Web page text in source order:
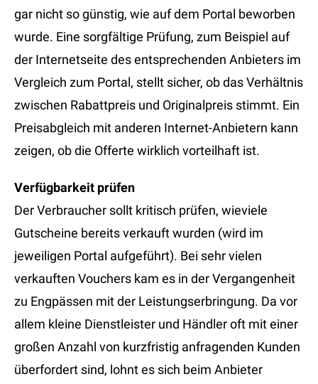
gar nicht so günstig, wie auf dem Portal beworben
wurde. Eine sorgfältige Prüfung, zum Beispiel auf
der Internetseite des entsprechenden Anbieters im
Vergleich zum Portal, stellt sicher, ob das Verhältnis
zwischen Rabattpreis und Originalpreis stimmt. Ein
Preisabgleich mit anderen Internet-Anbietern kann
zeigen, ob die Offerte wirklich vorteilhaft ist.
Verfügbarkeit prüfen
Der Verbraucher sollt kritisch prüfen, wieviele
Gutscheine bereits verkauft wurden (wird im
jeweiligen Portal aufgeführt). Bei sehr vielen
verkauften Vouchers kam es in der Vergangenheit
zu Engpässen mit der Leistungserbringung. Da vor
allem kleine Dienstleister und Händler oft mit einer
großen Anzahl von kurzfristig anfragenden Kunden
überfordert sind, lohnt es sich beim Anbieter